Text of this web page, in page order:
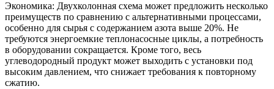
Экономика: Двухколонная схема может предложить несколько
преимуществ по сравнению с альтернативными процессами,
особенно для сырья с содержанием азота выше 20%. Не
требуются энергоемкие теплонасосные циклы, а потребность
в оборудовании сокращается. Кроме того, весь
углеводородный продукт может выходить с установки под
высоким давлением, что снижает требования к повторному
сжатию.